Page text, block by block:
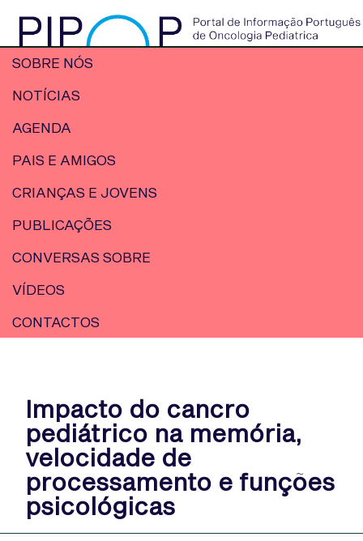
SOBRE NÓS
NOTÍCIAS
AGENDA
PAIS E AMIGOS
CRIANÇAS E JOVENS
PUBLICAÇÕES
CONVERSAS SOBRE
VÍDEOS
CONTACTOS
Impacto do cancro
pediátrico na memória,
velocidade de
processamento e funções
psicológicas